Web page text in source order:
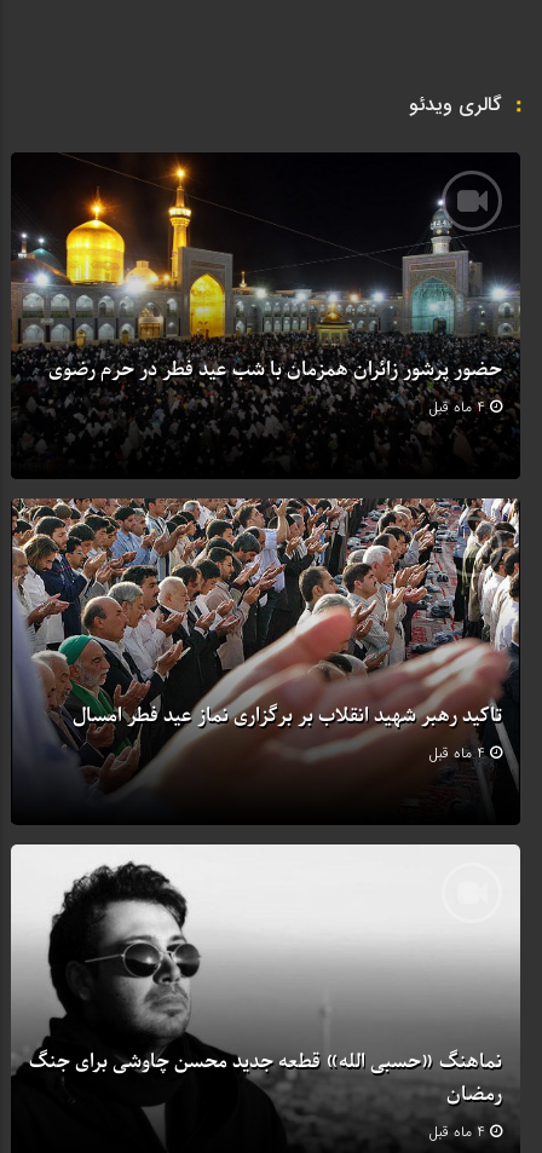
گالری ویدئو
حضور پرشور زائران همزمان با شب عید فطر در حرم رضوی
4 ماه قبل
تاکید رهبر شهید انقلاب بر برگزاری نماز عید فطر امسال
4 ماه قبل
نماهنگ «حسبی الله» قطعه جدید محسن چاوشی برای جنگ
رمضان
4 ماه قبل